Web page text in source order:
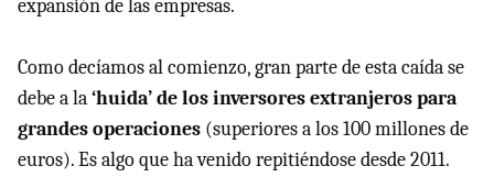
expansión de las empresas.
Como decíamos al comienzo, gran parte de esta caída se
debe a la‘huida’ de los inversores extranjeros para
grandes operaciones (superiores a los 100 millones de
euros). Es algo que ha venido repitiéndose desde 2011.